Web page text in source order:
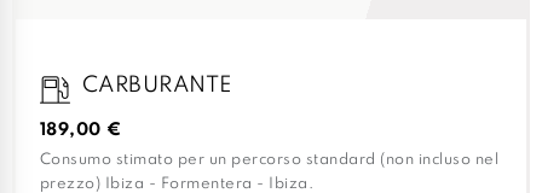
CARBURANTE
189,00 €
Consumo stimato per un percorso standard (non incluso nel
prezzo) Ibiza - Formentera - Ibiza.